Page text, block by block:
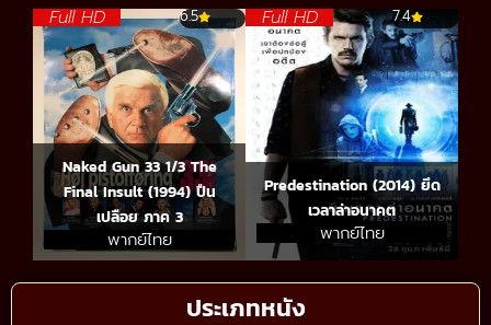
ประเภทหนัง
Full HD 6.5
Naked Gun 33 1/3 The
Final Insult (1994) ปืน
เปลือย ภาค 3
พากย์ไทย
Full HD 7.4
Predestination (2014) ยึด
เวลาล่าอนาคต
พากย์ไทย